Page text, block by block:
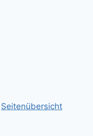
Seitenübersicht